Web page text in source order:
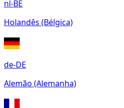
nl-BE
Holandês (Bélgica)
de-DE
Alemão (Alemanha)